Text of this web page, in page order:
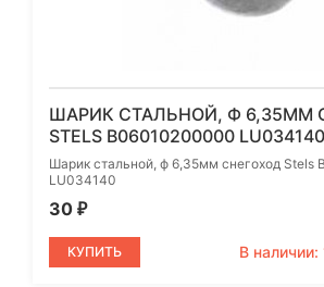
ШАРИК СТАЛЬНОЙ, Ф 6,35ММ
STELS B06010200000 LU034140
Шарик стальной, ф 6,35мм снегоход Stels
LU034140
30 ₽
КУПИТЬ В наличии: